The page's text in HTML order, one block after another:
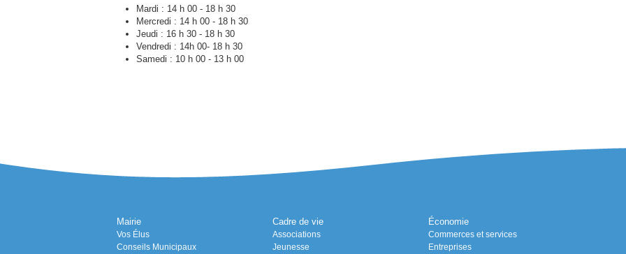
Mardi : 14 h 00 - 18 h 30
Mercredi : 14 h 00 - 18 h 30
Jeudi : 16 h 30 - 18 h 30
Vendredi : 14h 00- 18 h 30
Samedi : 10 h 00 - 13 h 00
Mairie
Vos Élus
Conseils Municipaux
Cadre de vie
Associations
Jeunesse
Économie
Commerces et services
Entreprises